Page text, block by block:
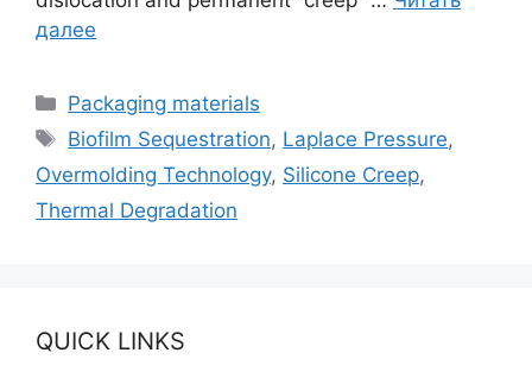
далее
Рубрики
Packaging materials
Метки
Biofilm Sequestration, Laplace Pressure,
Overmolding Technology, Silicone Creep,
Thermal Degradation
QUICK LINKS